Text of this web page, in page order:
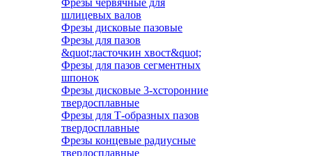
Фрезы червячные для
шлицевых валов
Фрезы дисковые пазовые
Фрезы для пазов
&quot;ласточкин хвост&quot;
Фрезы для пазов сегментных
шпонок
Фрезы дисковые 3-хсторонние
твердосплавные
Фрезы для Т-образных пазов
твердосплавные
Фрезы концевые радиусные
твердосплавные